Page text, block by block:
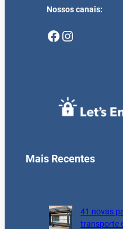
Nossos canais:
Facebook Instagram
Mais Recentes
41 novas
transporte